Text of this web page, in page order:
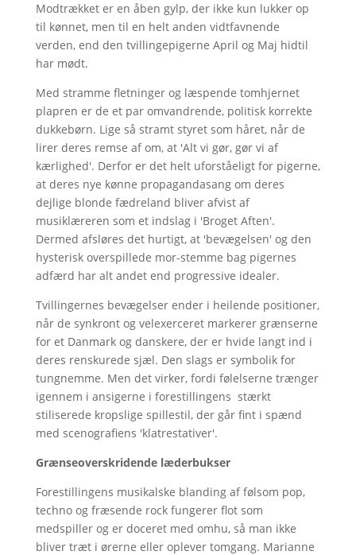
Modtrækket er en åben gylp, der ikke kun lukker op
til kønnet, men til en helt anden vidtfavnende
verden, end den tvillingepigerne April og Maj hidtil
har mødt.
Med stramme fletninger og læspende tomhjernet
plapren er de et par omvandrende, politisk korrekte
dukkebørn. Lige så stramt styret som håret, når de
lirer deres remse af om, at 'Alt vi gør, gør vi af
kærlighed'. Derfor er det helt uforståeligt for pigerne,
at deres nye kønne propagandasang om deres
dejlige blonde fædreland bliver afvist af
musiklæreren som et indslag i 'Broget Aften'.
Dermed afsløres det hurtigt, at 'bevægelsen' og den
hysterisk overspillede mor-stemme bag pigernes
adfærd har alt andet end progressive idealer.
Tvillingernes bevægelser ender i heilende positioner,
når de synkront og velexerceret markerer grænserne
for et Danmark og danskere, der er hvide langt ind i
deres renskurede sjæl. Den slags er symbolik for
tungnemme. Men det virker, fordi følelserne trænger
igennem i ansigerne i forestillingens stærkt
stiliserede kropslige spillestil, der går fint i spænd
med scenografiens 'klatrestativer'.
Grænseoverskridende læderbukser
Forestillingens musikalske blanding af følsom pop,
techno og fræsende rock fungerer flot som
medspiller og er doceret med omhu, så man ikke
bliver træt i ørerne eller oplever tomgang. Marianne